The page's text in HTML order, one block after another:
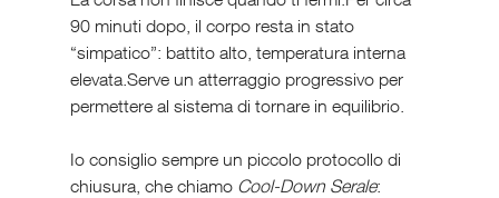
90 minuti dopo, il corpo resta in stato
“simpatico”: battito alto, temperatura interna
elevata.Serve un atterraggio progressivo per
permettere al sistema di tornare in equilibrio.
Io consiglio sempre un piccolo protocollo di
chiusura, che chiamo Cool-Down Serale: